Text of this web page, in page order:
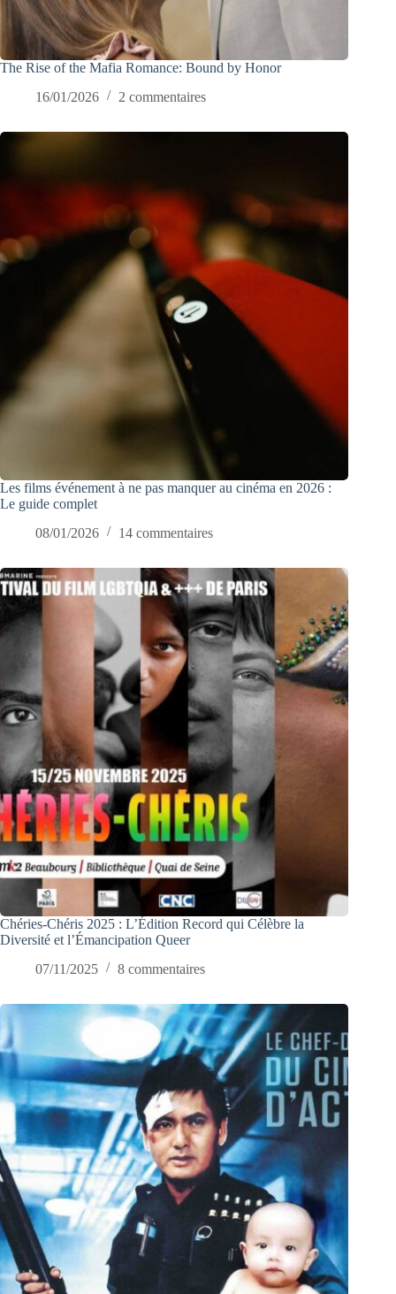
The Rise of the Mafia Romance: Bound by Honor
16/01/2026
2 commentaires
Les films événement à ne pas manquer au cinéma en 2026 :
Le guide complet
08/01/2026
14 commentaires
Chéries-Chéris 2025 : L’Édition Record qui Célèbre la
Diversité et l’Émancipation Queer
07/11/2025
8 commentaires